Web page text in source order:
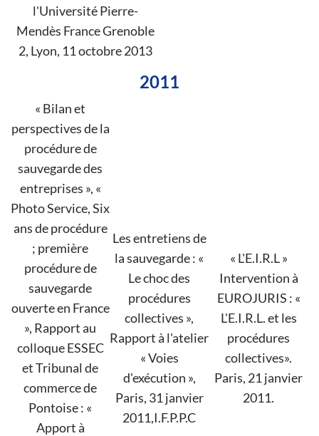
l'Université Pierre-
Mendès France Grenoble
2, Lyon, 11 octobre 2013
2011
« Bilan et
perspectives de la
procédure de
sauvegarde des
entreprises », «
Photo Service, Six
ans de procédure
; première
procédure de
sauvegarde
ouverte en France
», Rapport au
colloque ESSEC
et Tribunal de
commerce de
Pontoise : «
Apport à
Les entretiens de
la sauvegarde : «
Le choc des
procédures
collectives »,
Rapport à l'atelier
« Voies
d'exécution »,
Paris, 31 janvier
2011,I.F.P.P.C
« L'E.I.R.L »
Intervention à
EUROJURIS : «
L'E.I.R.L. et les
procédures
collectives».
Paris, 21 janvier
2011.